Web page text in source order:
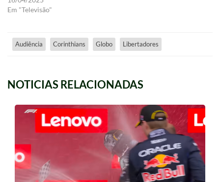
Em "Televisão"
Audiência Corinthians Globo Libertadores
NOTICIAS RELACIONADAS